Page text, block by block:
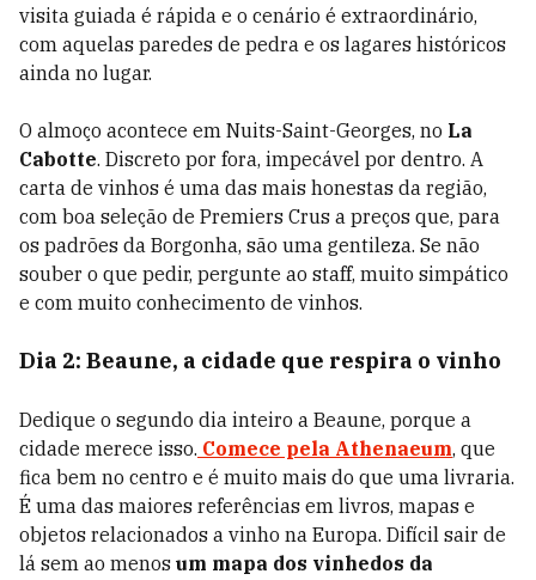
visita guiada é rápida e o cenário é extraordinário,
com aquelas paredes de pedra e os lagares históricos
ainda no lugar.
O almoço acontece em Nuits-Saint-Georges, no La
Cabotte. Discreto por fora, impecável por dentro. A
carta de vinhos é uma das mais honestas da região,
com boa seleção de Premiers Crus a preços que, para
os padrões da Borgonha, são uma gentileza. Se não
souber o que pedir, pergunte ao staff, muito simpático
e com muito conhecimento de vinhos.
Dia 2: Beaune, a cidade que respira o vinho
Dedique o segundo dia inteiro a Beaune, porque a
cidade merece isso. Comece pela Athenaeum, que
fica bem no centro e é muito mais do que uma livraria.
É uma das maiores referências em livros, mapas e
objetos relacionados a vinho na Europa. Difícil sair de
lá sem ao menos um mapa dos vinhedos da